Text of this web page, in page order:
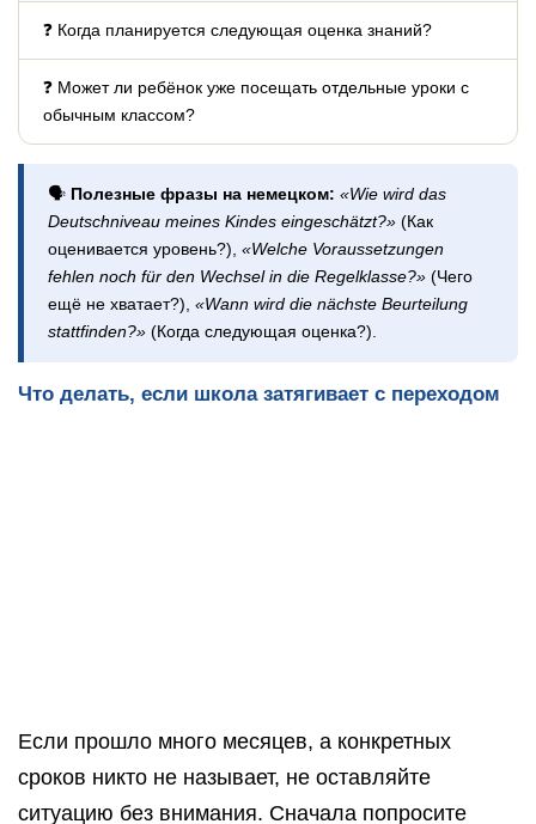
❓ Когда планируется следующая оценка знаний?
❓ Может ли ребёнок уже посещать отдельные уроки с
обычным классом?
🗣️ Полезные фразы на немецком: «Wie wird das
Deutschniveau meines Kindes eingeschätzt?» (Как
оценивается уровень?), «Welche Voraussetzungen
fehlen noch für den Wechsel in die Regelklasse?» (Чего
ещё не хватает?), «Wann wird die nächste Beurteilung
stattfinden?» (Когда следующая оценка?).
Что делать, если школа затягивает с переходом
Если прошло много месяцев, а конкретных
сроков никто не называет, не оставляйте
ситуацию без внимания. Сначала попросите